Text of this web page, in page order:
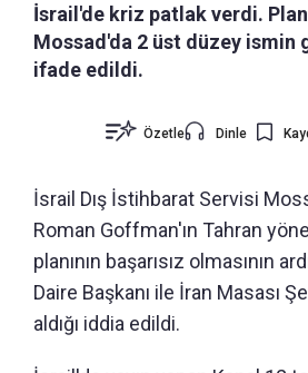
İsrail'de kriz patlak verdi.
Mossad'da 2 üst düzey ismin
ifade edildi.
Özetle Dinle
İsrail Dış İstihbarat Servisi
Roman Goffman'ın Tahran
planının başarısız olmasının
Daire Başkanı ile İran Masası
aldığı iddia edildi.